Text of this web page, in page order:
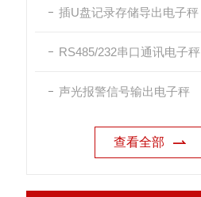
插U盘记录存储导出电子秤
RS485/232串口通讯电子秤
声光报警信号输出电子秤
查看全部